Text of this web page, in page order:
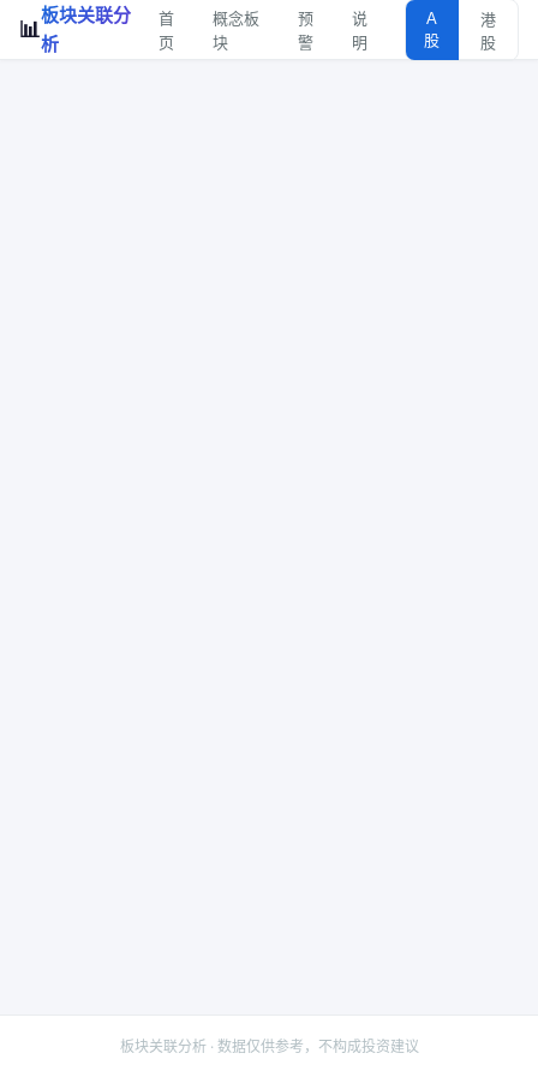
📊
板块关联分
析
首
页
概念板
块
预
警
说
明
A
股
港
股
板块关联分析 · 数据仅供参考，不构成投资建议